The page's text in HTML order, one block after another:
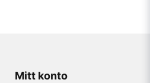
Mitt konto